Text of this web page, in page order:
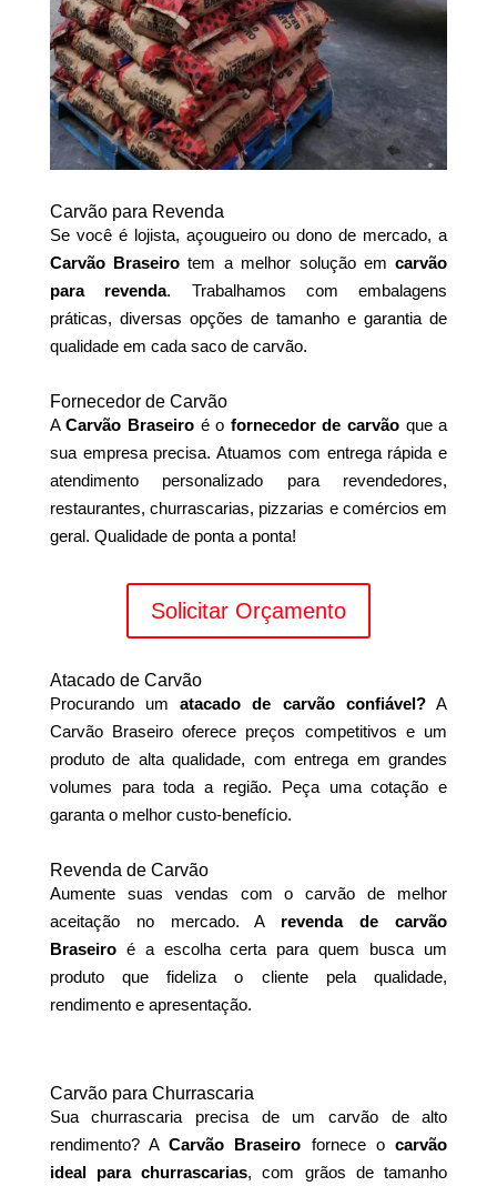
Carvão para Revenda
Se você é lojista, açougueiro ou dono de mercado, a
Carvão Braseiro tem a melhor solução emcarvão
para revenda. Trabalhamos com embalagens
práticas, diversas opções de tamanho e garantia de
qualidade em cada saco de carvão.
Fornecedor de Carvão
ACarvão Braseiro é o fornecedor de carvão que a
sua empresa precisa. Atuamos com entrega rápida e
atendimento personalizado para revendedores,
restaurantes, churrascarias, pizzarias e comércios em
geral. Qualidade de ponta a ponta!
Solicitar Orçamento
Atacado de Carvão
Procurando umatacado de carvão confiável?A
Carvão Braseiro oferece preços competitivos e um
produto de alta qualidade, com entrega em grandes
volumes para toda a região. Peça uma cotação e
garanta o melhor custo-benefício.
Revenda de Carvão
Aumente suas vendas com o carvão de melhor
aceitação no mercado. A revenda de carvão
Braseiroé a escolha certa para quem busca um
produto que fideliza o cliente pela qualidade,
rendimento e apresentação.
Carvão para Churrascaria
Sua churrascaria precisa de um carvão de alto
rendimento? ACarvão Braseiro fornece ocarvão
ideal para churrascarias, com grãos de tamanho